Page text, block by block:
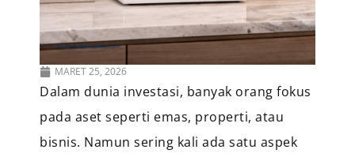
MARET 25, 2026
Dalam dunia investasi, banyak orang fokus
pada aset seperti emas, properti, atau
bisnis. Namun sering kali ada satu aspek